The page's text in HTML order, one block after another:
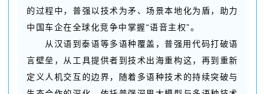
的过程中，普强以技术为矛、场景本地化为盾，助力
中国车企在全球化竞争中掌握“语音主权”。
从汉语到泰语等多语种覆盖，普强用代码打破语
言壁垒，从工具提供者到技术出海重构这，再到重新
定义人机交互的边界，随着多语种技术的持续突破与